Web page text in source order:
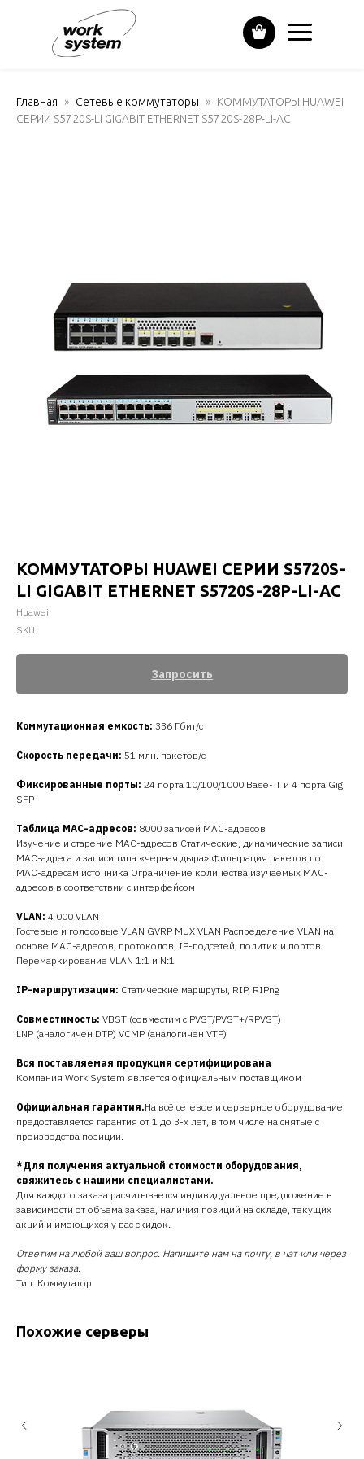
Главная Сетевые коммутаторы
КОММУТАТОРЫ HUAWEI
СЕРИИ S5720S-LI GIGABIT ETHERNET S5720S-28P-LI-AC
КОММУТАТОРЫ HUAWEI СЕРИИ S5720S-
LI GIGABIT ETHERNET S5720S-28P-LI-AC
Huawei
SKU:
Запросить
Коммутационная емкость: 336 Гбит/с
Скорость передачи: 51 млн. пакетов/с
Фиксированные порты: 24 порта 10/100/1000 Base- T и 4 порта Gig
SFP
Таблица МАС-адресов: 8000 записей MAC-адресов
Изучение и старение MAC-адресов Статические, динамические записи
MAC-адреса и записи типа «черная дыра» Фильтрация пакетов по
MAC-адресам источника Ограничение количества изучаемых MAC-
адресов в соответствии с интерфейсом
VLAN: 4 000 VLAN
Гостевые и голосовые VLAN GVRP MUX VLAN Распределение VLAN на
основе MAC-адресов, протоколов, IP-подсетей, политик и портов
Перемаркирование VLAN 1:1 и N:1
IP-маршрутизация: Статические маршруты, RIP, RIPng
Совместимость: VBST (совместим с PVST/PVST+/RPVST)
LNP (аналогичен DTP) VCMP (аналогичен VTP)
Вся поставляемая продукция сертифицирована
Компания Work System является официальным поставщиком
Официальная гарантия.На всё сетевое и серверное оборудование
предоставляется гарантия от 1 до 3-х лет, в том числе на снятые с
производства позиции.
*Для получения актуальной стоимости оборудования,
свяжитесь с нашими специалистами.
Для каждого заказа расчитывается индивидуальное предложение в
зависимости от объема заказа, наличия позиций на складе, текущих
акций и имеющихся у вас скидок.
Ответим на любой ваш вопрос. Напишите нам на почту, в чат или через
форму заказа.
Тип: Коммутатор
Похожие серверы